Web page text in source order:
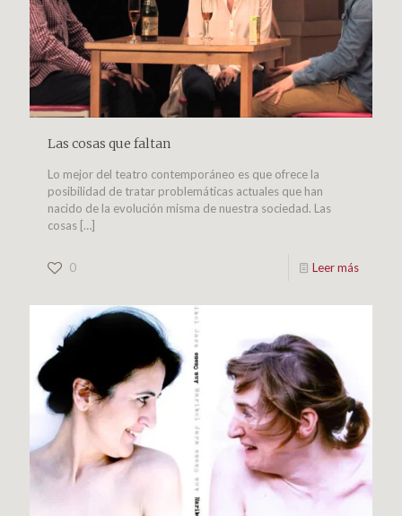
Las cosas que faltan
Lo mejor del teatro contemporáneo es que ofrece la
posibilidad de tratar problemáticas actuales que han
nacido de la evolución misma de nuestra sociedad. Las
cosas […]
0 Leer más